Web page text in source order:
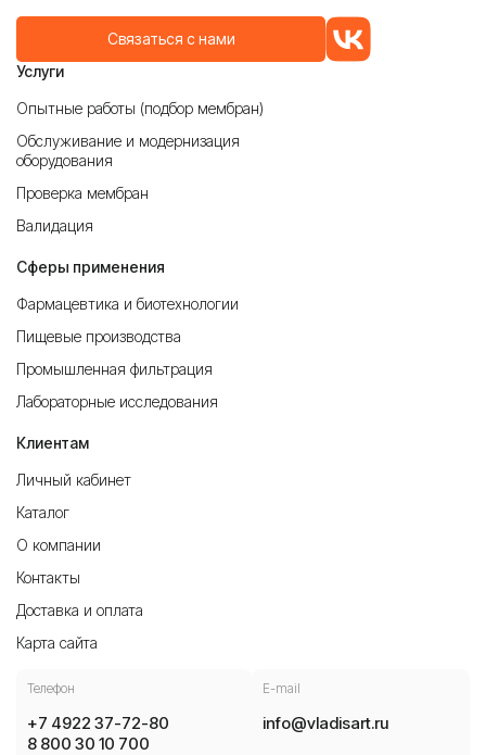
Связаться с нами
Услуги
Опытные работы (подбор мембран)
Обслуживание и модернизация
оборудования
Проверка мембран
Валидация
Сферы применения
Фармацевтика и биотехнологии
Пищевые производства
Промышленная фильтрация
Лабораторные исследования
Клиентам
Личный кабинет
Каталог
О компании
Контакты
Доставка и оплата
Карта сайта
Телефон
+7 4922 37-72-80
8 800 30 10 700
E-mail
info@vladisart.ru